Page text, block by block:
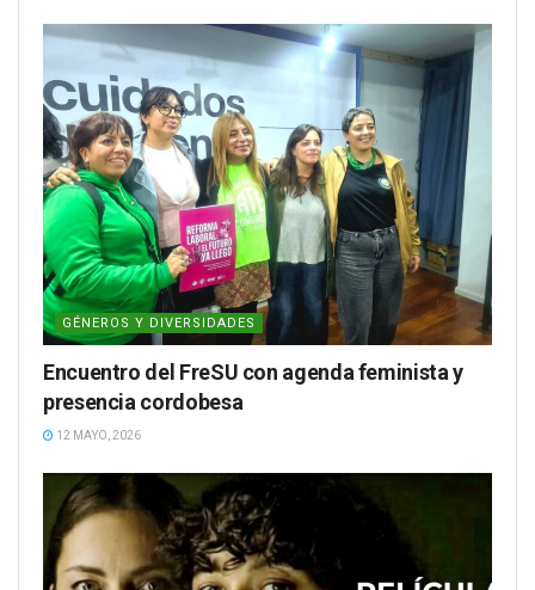
GÉNEROS Y DIVERSIDADES
Encuentro del FreSU con agenda feminista y
presencia cordobesa
12 MAYO, 2026